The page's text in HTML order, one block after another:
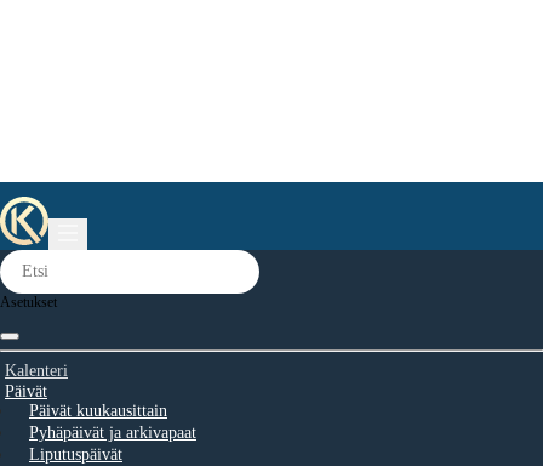
Asetukset
Kalenteri
Päivät
Päivät kuukausittain
Pyhäpäivät ja arkivapaat
Liputuspäivät